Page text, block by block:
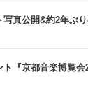
写真公開&約2年ぶ
ト『京都音楽博覧